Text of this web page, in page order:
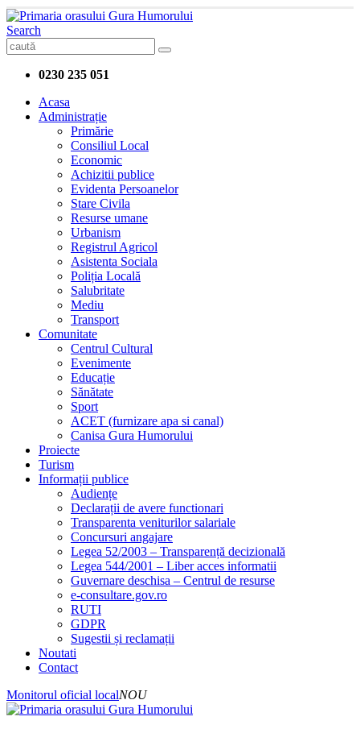
Search
0230 235 051
Acasa
Administrație
Primărie
Consiliul Local
Economic
Achizitii publice
Evidenta Persoanelor
Stare Civila
Resurse umane
Urbanism
Registrul Agricol
Asistenta Sociala
Poliția Locală
Salubritate
Mediu
Transport
Comunitate
Centrul Cultural
Evenimente
Educație
Sănătate
Sport
ACET (furnizare apa si canal)
Canisa Gura Humorului
Proiecte
Turism
Informații publice
Audiențe
Declarații de avere functionari
Transparenta veniturilor salariale
Concursuri angajare
Legea 52/2003 – Transparență decizională
Legea 544/2001 – Liber acces informatii
Guvernare deschisa – Centrul de resurse
e-consultare.gov.ro
RUTI
GDPR
Sugestii și reclamații
Noutati
Contact
Monitorul oficial localNOU